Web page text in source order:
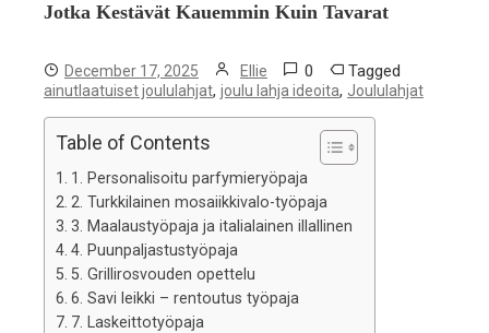
Jotka Kestävät Kauemmin Kuin Tavarat
December 17, 2025 Ellie 0 Tagged
ainutlaatuiset joululahjat, joulu lahja ideoita, Joululahjat
Table of Contents
1. Personalisoitu parfymieryöpaja
2. Turkkilainen mosaiikkivalo-työpaja
3. Maalaustyöpaja ja italialainen illallinen
4. Puunpaljastustyöpaja
5. Grillirosvouden opettelu
6. Savi leikki – rentoutus työpaja
7. Laskeittotyöpaja